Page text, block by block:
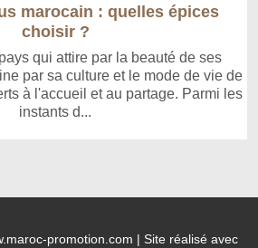
marocain : quelles épices
choisir ?
qui attire par la beauté de ses
par sa culture et le mode de vie de
à l'accueil et au partage. Parmi les
instants d...
promotion.com | Site réalisé avec